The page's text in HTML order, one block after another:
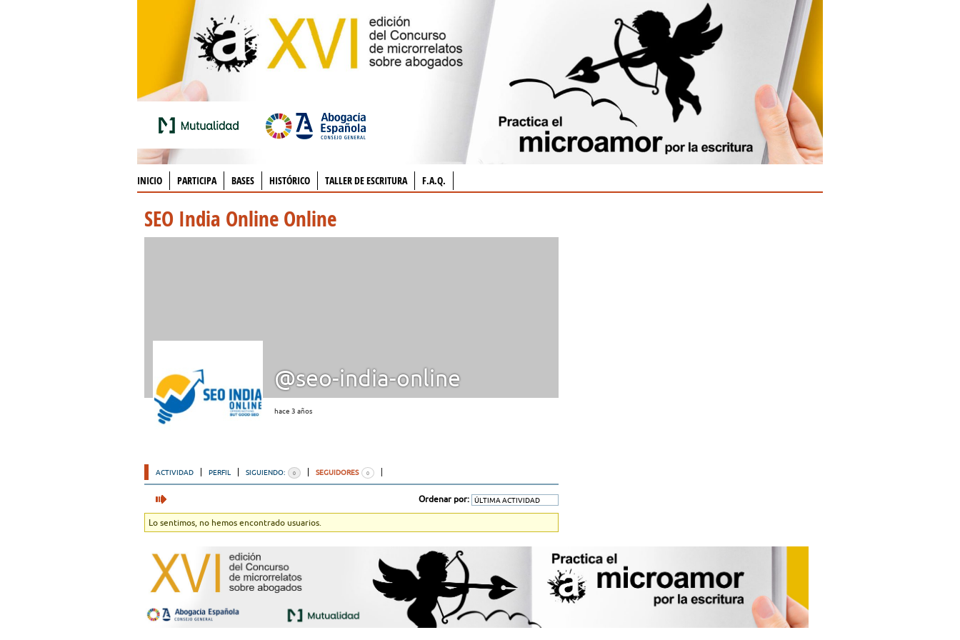
INICIO PARTICIPA BASES HISTÓRICO TALLER DE ESCRITURA F.A.Q.
SEO India Online Online
@seo-india-online
hace 3 años
ACTIVIDAD PERFIL SIGUIENDO: 0 SEGUIDORES 0
Ordenar por:
Lo sentimos, no hemos encontrado usuarios.